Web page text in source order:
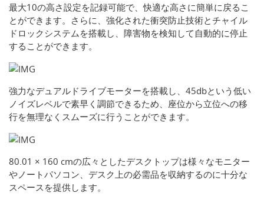
最大10の高さ設定を記録可能で、快適な高さに簡単に戻るこ
とができます。さらに、強化された衝突防止技術とチャイル
ドロックシステムを搭載し、障害物を検知して自動的に停止
することができます。
強力なデュアルドライブモーターを搭載し、45dbという低い
ノイズレベルで素早く調節できるため、座位から立位への移
行を無理なくスムーズに行うことができます。
80.01 × 160 cmの広々としたデスクトップは様々なモニター
やノートパソコン、デスク上の必需品を収納するのに十分な
スペースを提供します。